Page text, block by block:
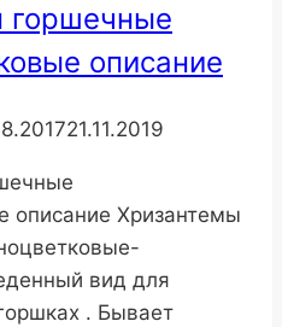
горшечные
описание
21.11.2019
описание Хризантемы
вид для
. Бывает